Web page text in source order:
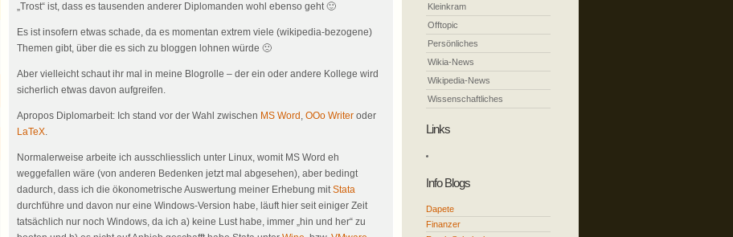
„Trost“ ist, dass es tausenden anderer Diplomanden wohl ebenso geht 🙂
Es ist insofern etwas schade, da es momentan extrem viele (wikipedia-bezogene)
Themen gibt, über die es sich zu bloggen lohnen würde 🙁
Aber vielleicht schaut ihr mal in meine Blogrolle – der ein oder andere Kollege wird
sicherlich etwas davon aufgreifen.
Apropos Diplomarbeit: Ich stand vor der Wahl zwischen MS Word , OOo Writer oder
LaTeX.
Normalerweise arbeite ich ausschliesslich unter Linux, womit MS Word eh
weggefallen wäre (von anderen Bedenken jetzt mal abgesehen), aber bedingt
dadurch, dass ich die ökonometrische Auswertung meiner Erhebung mitStata
durchführe und davon nur eine Windows-Version habe, läuft hier seit einiger Zeit
tatsächlich nur noch Windows, da ich a) keine Lust habe, immer „hin und her“ zu
Kleinkram
Offtopic
Persönliches
Wikia-News
Wikipedia-News
Wissenschaftliches
Links
Info Blogs
Dapete
Finanzer